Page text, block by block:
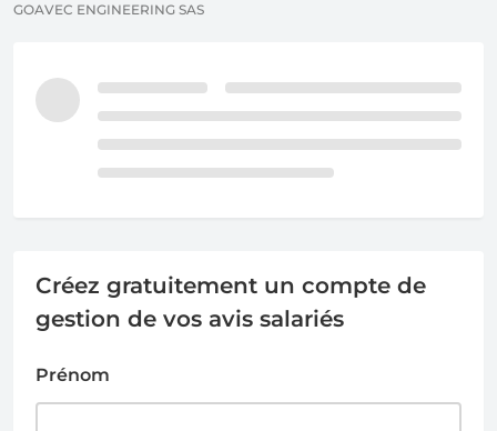
GOAVEC ENGINEERING SAS
Créez gratuitement un compte de
gestion de vos avis salariés
Prénom